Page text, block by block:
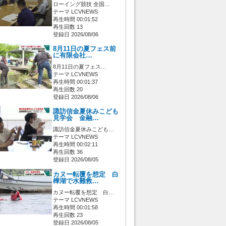
ローイング競技 全国…
テーマ LCVNEWS
再生時間 00:01:52
再生回数 13
登録日 2026/08/06
8月11日の夏フェス前
に有限会社…
8月11日の夏フェス…
テーマ LCVNEWS
再生時間 00:01:37
再生回数 20
登録日 2026/08/06
諏訪信金夏休みこども
見学会 金融…
諏訪信金夏休みこども…
テーマ LCVNEWS
再生時間 00:02:11
再生回数 36
登録日 2026/08/05
カヌー転覆を想定 白
樺湖で水難救…
カヌー転覆を想定 白…
テーマ LCVNEWS
再生時間 00:01:58
再生回数 23
登録日 2026/08/05